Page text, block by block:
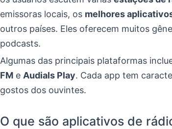
emissoras locais, os melhores
outros países. Eles oferecem muitos
podcasts.
Algumas das principais plataformas
FM e Audials Play. Cada app tem
gostos dos ouvintes.
O que são aplicativos de